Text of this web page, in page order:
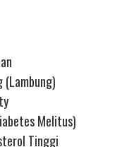
(Lambung)
Melitus)
Tinggi